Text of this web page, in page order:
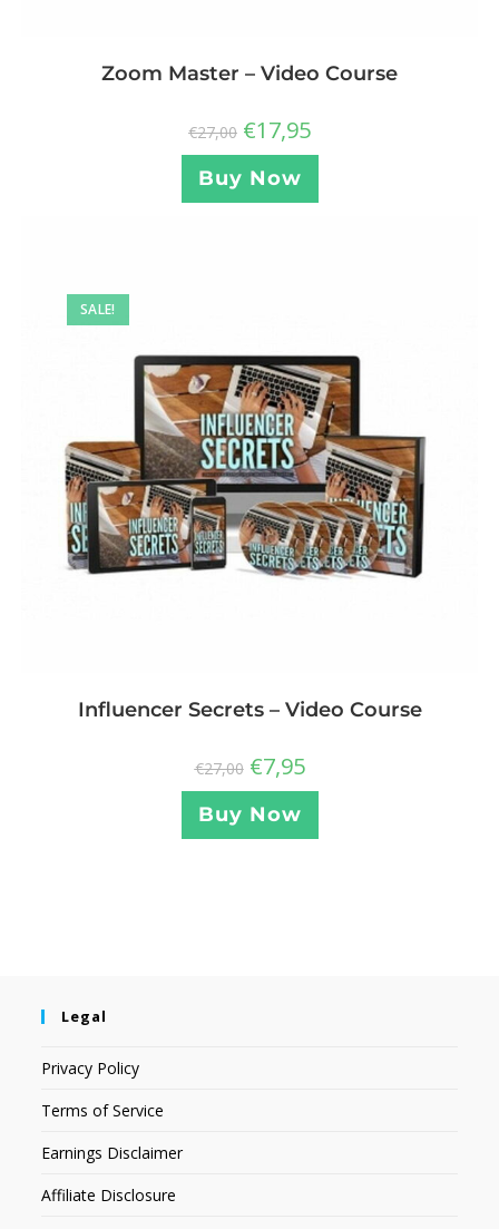
Zoom Master – Video Course
€27,00 €17,95
Buy Now
SALE!
Influencer Secrets – Video Course
€27,00 €7,95
Buy Now
Legal
Privacy Policy
Terms of Service
Earnings Disclaimer
Affiliate Disclosure